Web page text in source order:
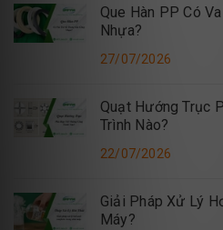
Que Hàn PP Có
Nhựa?
27/07/2026
Quạt Hướng Trục
Trình Nào?
22/07/2026
Giải Pháp Xử Lý
Máy?